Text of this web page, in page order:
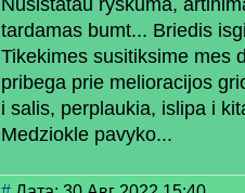
Nusistatau ryskuma,
tardamas bumt... Briedis
Tikekimes susitiksime mes
pribega prie melioracijos
i salis, perplaukia, islipa i
Medziokle pavyko...